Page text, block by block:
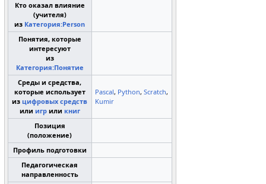
Кто оказал влияние
(учителя)
из Категория:Person
Понятия, которые
интересуют
из
Категория:Понятие
Среды и средства,
которые использует
изцифровых средств
или игрили книг
Pascal, Python,Scratch,
Kumir
Позиция
(положение)
Профиль подготовки
Педагогическая
направленность